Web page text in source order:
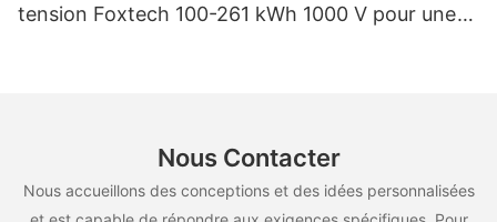
tension Foxtech 100-261 kWh 1000 V pour une
Nous Contacter
Nous accueillons des conceptions et des idées personnalisées